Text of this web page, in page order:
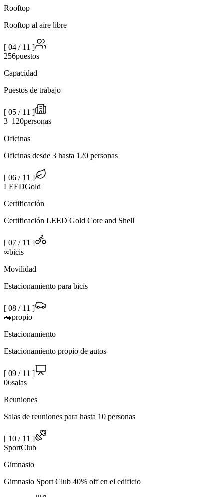
Rooftop
Rooftop al aire libre
[ 04 / 11 ]
256puestos
Capacidad
Puestos de trabajo
[ 05 / 11 ]
3–120personas
Oficinas
Oficinas desde 3 hasta 120 personas
[ 06 / 11 ]
LEEDGold
Certificación
Certificación LEED Gold Core and Shell
[ 07 / 11 ]
∞bicis
Movilidad
Estacionamiento para bicis
[ 08 / 11 ]
🚗propio
Estacionamiento
Estacionamiento propio de autos
[ 09 / 11 ]
06salas
Reuniones
Salas de reuniones para hasta 10 personas
[ 10 / 11 ]
SportClub
Gimnasio
Gimnasio Sport Club 40% off en el edificio